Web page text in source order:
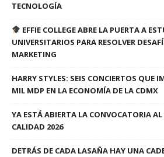
TECNOLOGÍA
EFFIE COLLEGE ABRE LA PUERTA A
UNIVERSITARIOS PARA RESOLVER
MARKETING
HARRY STYLES: SEIS CONCIERTOS QUE
MIL MDP EN LA ECONOMÍA DE LA CDMX
YA ESTÁ ABIERTA LA CONVOCATORIA
CALIDAD 2026
DETRÁS DE CADA LASAÑA HAY UNA